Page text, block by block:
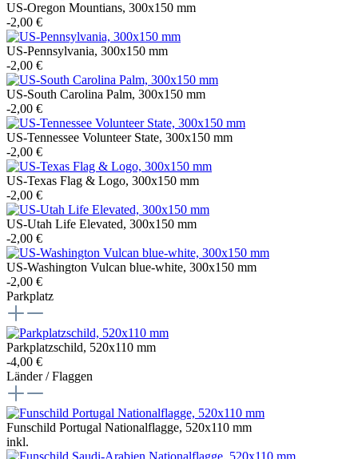
US-Oregon Mountians, 300x150 mm
-2,00 €
US-Pennsylvania, 300x150 mm
-2,00 €
US-South Carolina Palm, 300x150 mm
-2,00 €
US-Tennessee Volunteer State, 300x150 mm
-2,00 €
US-Texas Flag & Logo, 300x150 mm
-2,00 €
US-Utah Life Elevated, 300x150 mm
-2,00 €
US-Washington Vulcan blue-white, 300x150 mm
-2,00 €
Parkplatz
Parkplatzschild, 520x110 mm
-4,00 €
Länder / Flaggen
Funschild Portugal Nationalflagge, 520x110 mm
inkl.